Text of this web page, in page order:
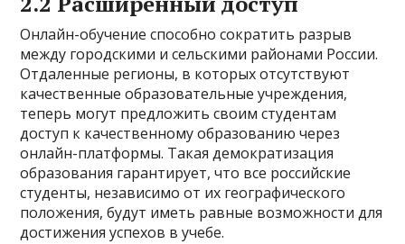
Онлайн-обучение способно сократить разрыв
между городскими и сельскими районами России.
Отдаленные регионы, в которых отсутствуют
качественные образовательные учреждения,
теперь могут предложить своим студентам
доступ к качественному образованию через
онлайн-платформы. Такая демократизация
образования гарантирует, что все российские
студенты, независимо от их географического
положения, будут иметь равные возможности для
достижения успехов в учебе.